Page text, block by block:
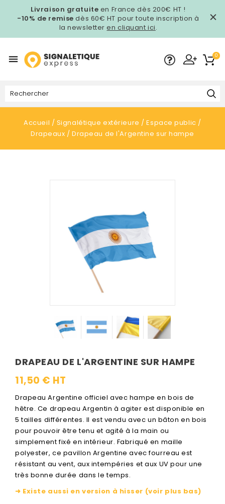
Livraison gratuite en France dès 200€ HT !
-10% de remise dès 60€ HT pour toute inscription à
la newsletteren cliquant ici.
 0
Accueil Signalétique extérieure
Espace public
Drapeaux
Drapeau de l'Argentine sur hampe
DRAPEAU DE L'ARGENTINE SUR HAMPE
11,50 € HT
Drapeau Argentine officiel avec hampe en bois de
hêtre. Ce drapeau Argentin à agiter est disponible en
5 tailles différentes. Il est vendu avec un bâton en bois
pour pouvoir être tenu et agité à la main ou
simplement fixé en intérieur. Fabriqué en maille
polyester, ce pavillon Argentine avec fourreau est
résistant au vent, aux intempéries et aux UV pour une
très bonne durée dans le temps.
➜ Existe aussi en version à hisser (voir plus bas)